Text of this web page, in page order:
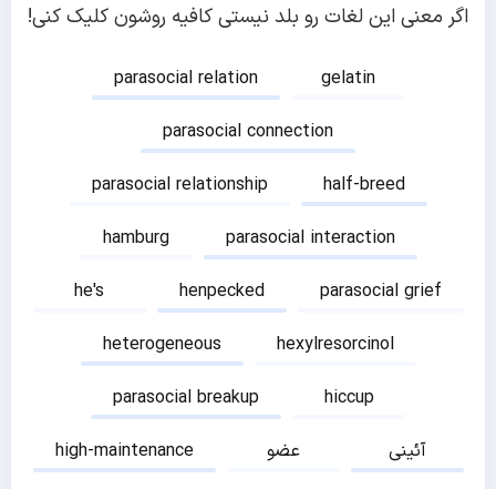
اگر معنی این لغات رو بلد نیستی کافیه روشون کلیک کنی!
parasocial relation
gelatin
parasocial connection
parasocial relationship
half-breed
hamburg
parasocial interaction
he's
henpecked
parasocial grief
heterogeneous
hexylresorcinol
parasocial breakup
hiccup
high-maintenance
عضو
آئینی